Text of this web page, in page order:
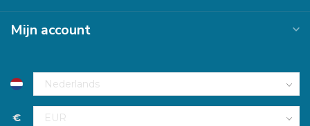
Mijn account
€